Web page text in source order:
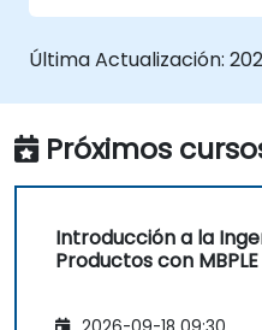
variabilidad
instanciación de
como Microsoft
Última Actualización:
Próximos
Introducción a la
Productos con MBPLE